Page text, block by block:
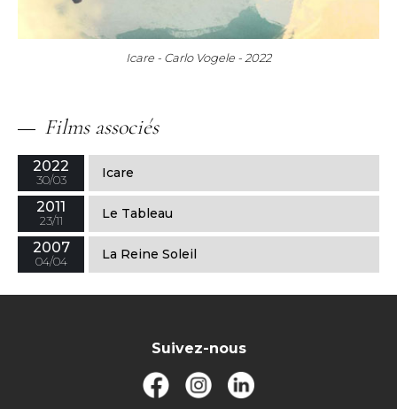
Icare - Carlo Vogele - 2022
Films associés
2022
30/03 Icare
2011
23/11 Le Tableau
2007
04/04 La Reine Soleil
Suivez-nous